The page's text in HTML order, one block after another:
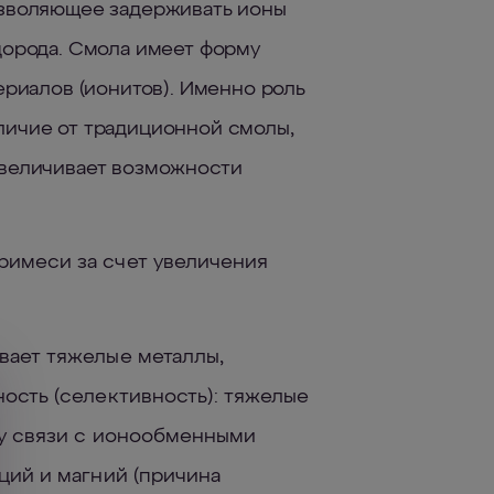
задерживать ионы
Смола имеет форму
(ионитов). Именно роль
от традиционной смолы,
возможности
за счет увеличения
тяжелые металлы,
(селективность): тяжелые
связи с ионообменными
и магний (причина